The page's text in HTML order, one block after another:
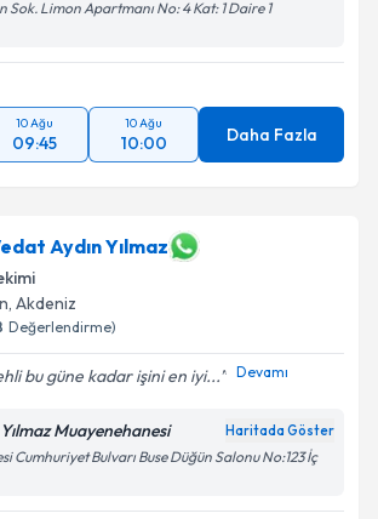
Sok. Limon Apartmanı No: 4 Kat: 1 Daire 1
10 Ağu
09:45
10 Ağu
10:00 Daha Fazla
Aydın Yılmaz
, Akdeniz
Değerlendirme)
bu güne kadar işini en iyi... Devamı
Muayenehanesi Haritada Göster
Cumhuriyet Bulvarı Buse Düğün Salonu No:123 İç